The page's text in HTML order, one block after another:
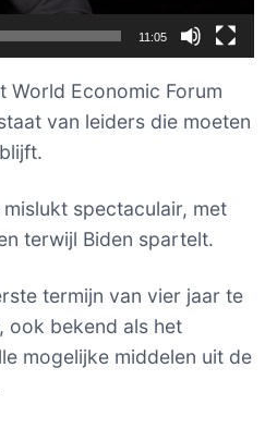
11:05
World Economic Forum
van leiders die moeten
spectaculair, met
terwijl Biden spartelt.
termijn van vier jaar te
ook bekend als het
mogelijke middelen uit de